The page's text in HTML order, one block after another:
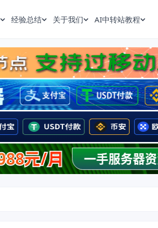
经验总结 关于我们 AI中转站教程